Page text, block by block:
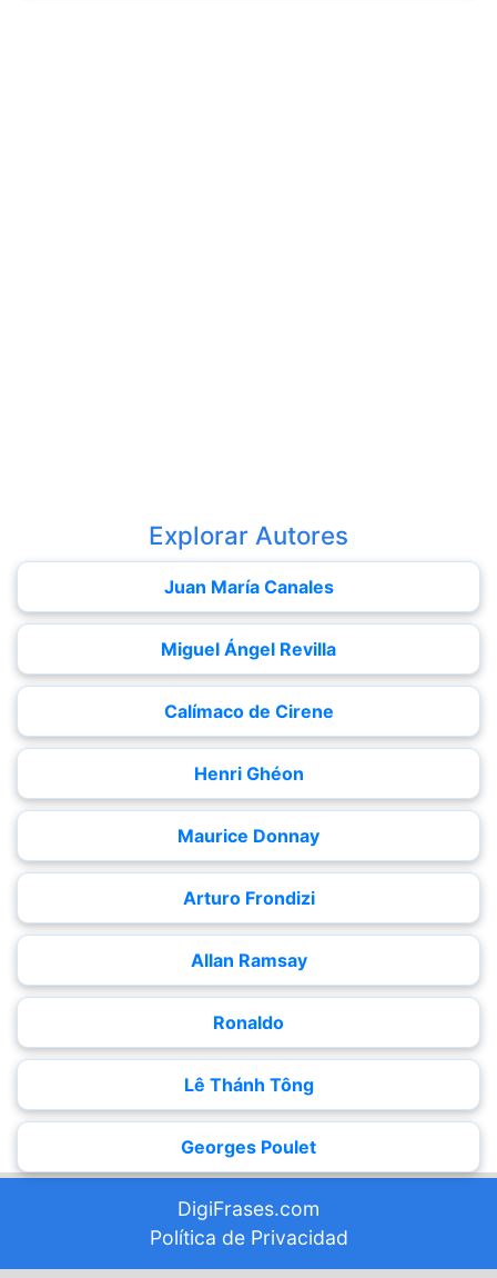
Explorar Autores
Juan María Canales
Miguel Ángel Revilla
Calímaco de Cirene
Henri Ghéon
Maurice Donnay
Arturo Frondizi
Allan Ramsay
Ronaldo
Lê Thánh Tông
Georges Poulet
DigiFrases.com
Política de Privacidad